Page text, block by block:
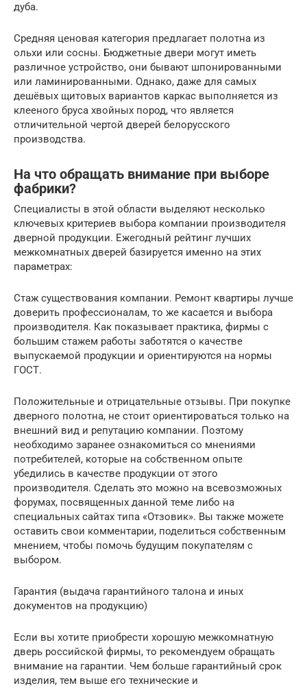
дуба.
Средняя ценовая категория предлагает полотна из
ольхи или сосны. Бюджетные двери могут иметь
различное устройство, они бывают шпонированными
или ламинированными. Однако, даже для самых
дешёвых щитовых вариантов каркас выполняется из
клееного бруса хвойных пород, что является
отличительной чертой дверей белорусского
производства.
На что обращать внимание при выборе
фабрики?
Специалисты в этой области выделяют несколько
ключевых критериев выбора компании производителя
дверной продукции. Ежегодный рейтинг лучших
межкомнатных дверей базируется именно на этих
параметрах:
Стаж существования компании. Ремонт квартиры лучше
доверить профессионалам, то же касается и выбора
производителя. Как показывает практика, фирмы с
большим стажем работы заботятся о качестве
выпускаемой продукции и ориентируются на нормы
ГОСТ.
Положительные и отрицательные отзывы. При покупке
дверного полотна, не стоит ориентироваться только на
внешний вид и репутацию компании. Поэтому
необходимо заранее ознакомиться со мнениями
потребителей, которые на собственном опыте
убедились в качестве продукции от этого
производителя. Сделать это можно на всевозможных
форумах, посвященных данной теме либо на
специальных сайтах типа «Отзовик». Вы также можете
оставить свои комментарии, поделиться собственным
мнением, чтобы помочь будущим покупателям с
выбором.
Гарантия (выдача гарантийного талона и иных
документов на продукцию)
Если вы хотите приобрести хорошую межкомнатную
дверь российской фирмы, то рекомендуем обращать
внимание на гарантии. Чем больше гарантийный срок
изделия, тем выше его технические и